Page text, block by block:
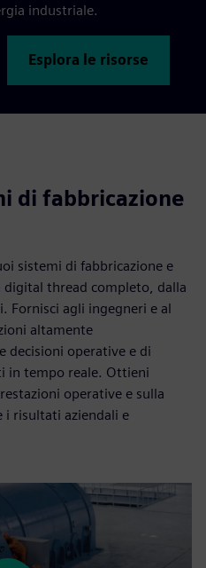
industriale.
Esplora le risorse
di fabbricazione
sistemi di fabbricazione e
thread completo, dalla
Fornisci agli ingegneri e al
altamente
decisioni operative e di
in tempo reale. Ottieni
operative e sulla
i risultati aziendali e